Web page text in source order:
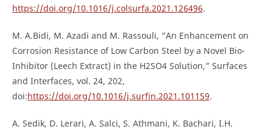
https://doi.org/10.1016/j.colsurfa.2021.126496.
M. A.Bidi, M. Azadi and M. Rassouli, “An Enhancement on
Corrosion Resistance of Low Carbon Steel by a Novel Bio-
Inhibitor (Leech Extract) in the H2SO4 Solution,” Surfaces
and Interfaces, vol. 24, 202,
doi:https://doi.org/10.1016/j.surfin.2021.101159.
A. Sedik, D. Lerari, A. Salci, S. Athmani, K. Bachari, I.H.